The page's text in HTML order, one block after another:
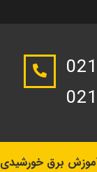
برق خورشیدی